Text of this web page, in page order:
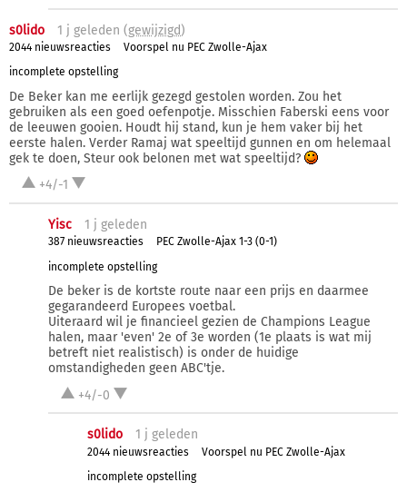
s0lido 1 j geleden (gewijzigd)
2044 nieuwsreacties
Voorspel nu PEC Zwolle-Ajax
incomplete opstelling
De Beker kan me eerlijk gezegd gestolen worden. Zou het
gebruiken als een goed oefenpotje. Misschien Faberski eens voor
de leeuwen gooien. Houdt hij stand, kun je hem vaker bij het
eerste halen. Verder Ramaj wat speeltijd gunnen en om helemaal
gek te doen, Steur ook belonen met wat speeltijd?
+4/-1
Yisc 1 j geleden
387 nieuwsreacties
PEC Zwolle-Ajax 1-3 (0-1)
incomplete opstelling
De beker is de kortste route naar een prijs en daarmee
gegarandeerd Europees voetbal.
Uiteraard wil je financieel gezien de Champions League
halen, maar 'even' 2e of 3e worden (1e plaats is wat mij
betreft niet realistisch) is onder de huidige
omstandigheden geen ABC'tje.
+4/-0
s0lido 1 j geleden
2044 nieuwsreacties
Voorspel nu PEC Zwolle-Ajax
incomplete opstelling